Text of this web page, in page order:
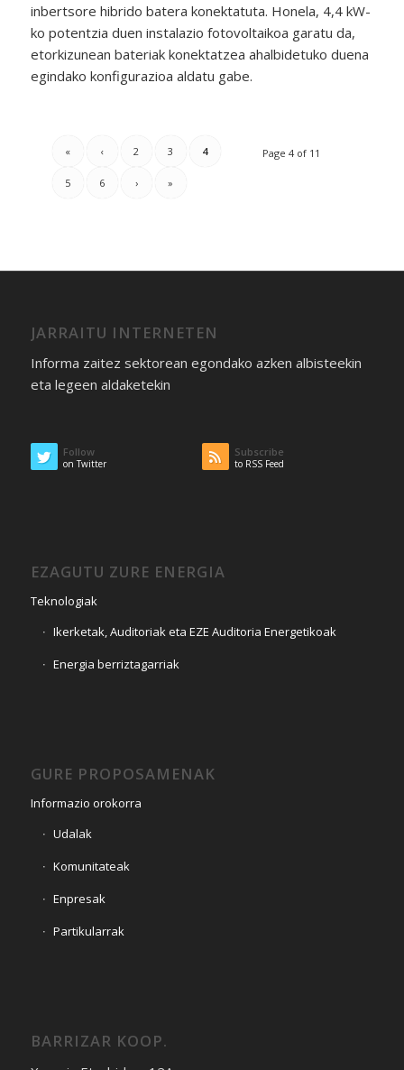
inbertsore hibrido batera konektatuta. Honela, 4,4 kW-
ko potentzia duen instalazio fotovoltaikoa garatu da,
etorkizunean bateriak konektatzea ahalbidetuko duena
egindako konfigurazioa aldatu gabe.
Page 4 of 11
« ‹ 2 3 4
5 6 › »
JARRAITU INTERNETEN
Informa zaitez sektorean egondako azken albisteekin
eta legeen aldaketekin
Follow
on Twitter
Subscribe
to RSS Feed
EZAGUTU ZURE ENERGIA
Teknologiak
Ikerketak, Auditoriak eta EZE Auditoria Energetikoak
Energia berriztagarriak
GURE PROPOSAMENAK
Informazio orokorra
Udalak
Komunitateak
Enpresak
Partikularrak
BARRIZAR KOOP.